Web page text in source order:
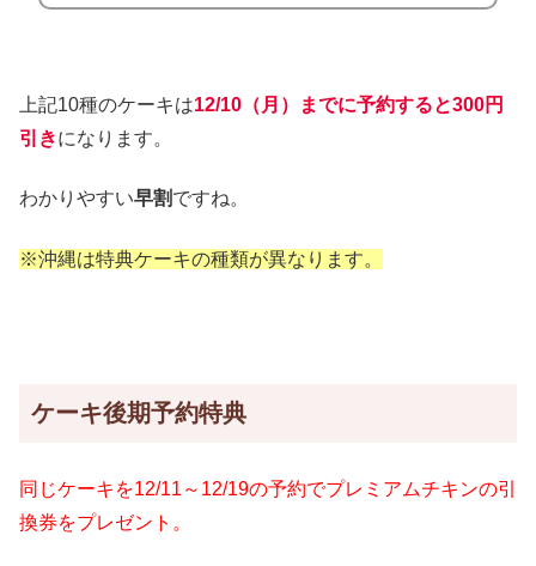
上記10種のケーキは12/10（月）までに予約すると300円
引きになります。
わかりやすい早割ですね。
※沖縄は特典ケーキの種類が異なります。
ケーキ後期予約特典
同じケーキを12/11～12/19の予約でプレミアムチキンの引
換券をプレゼント。